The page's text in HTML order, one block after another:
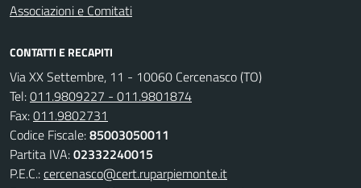
Associazioni e Comitati
CONTATTI E RECAPITI
Via XX Settembre, 11 - 10060 Cercenasco (TO)
Tel:011.9809227 - 011.9801874
Fax:011.9802731
Codice Fiscale:85003050011
Partita IVA:02332240015
P.E.C.:cercenasco@cert.ruparpiemonte.it